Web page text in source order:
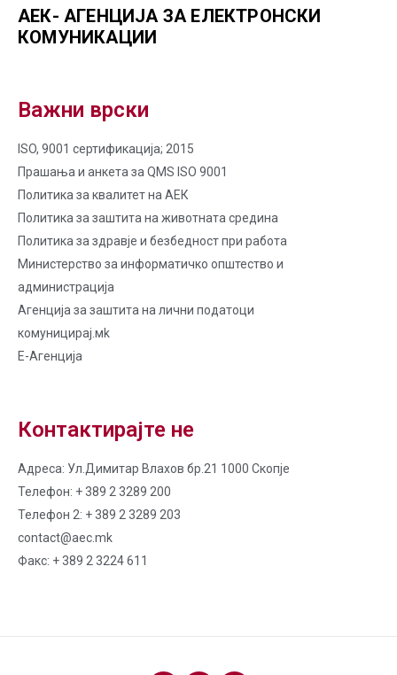
АЕК- АГЕНЦИЈА ЗА ЕЛЕКТРОНСКИ
КОМУНИКАЦИИ
Важни врски
ISO, 9001 сертификација; 2015
Прашања и анкета за QMS ISO 9001
Политика за квалитет на AЕК
Политика за заштита на животната средина
Политика за здравје и безбедност при работа
Министерство за информатичко општество и
администрација
Агенција за заштита на лични податоци
комуницирај.мk
Е-Агенција
Контактирајте не
Адреса: Ул.Димитар Влахов бр.21 1000 Скопје
Телефон: + 389 2 3289 200
Телефон 2: + 389 2 3289 203
contact@aec.mk
Факс: + 389 2 3224 611